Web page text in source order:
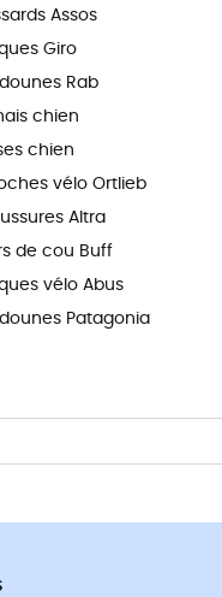
Assos
Giro
Rab
chien
chien
vélo Ortlieb
Altra
de cou Buff
vélo Abus
Patagonia